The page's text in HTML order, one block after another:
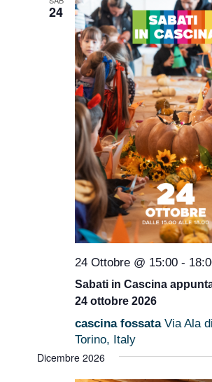
24
24 Ottobre @ 15:00 -
Sabati in Cascina
24 ottobre 2026
cascina fossataVia Ala
Torino, Italy
Dicembre 2026